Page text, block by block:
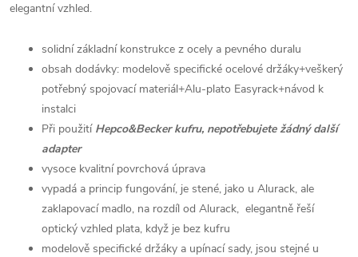
elegantní vzhled.
solidní základní konstrukce z ocely a pevného duralu
obsah dodávky: modelově specifické ocelové držáky+veškerý
potřebný spojovací materiál+Alu-plato Easyrack+návod k
instalci
Při použití Hepco&Becker kufru, nepotřebujete žádný další
adapter
vysoce kvalitní povrchová úprava
vypadá a princip fungování, je stené, jako u Alurack, ale
zaklapovací madlo, na rozdíl od Alurack, elegantně řeší
optický vzhled plata, když je bez kufru
modelově specifické držáky a upínací sady, jsou stejné u